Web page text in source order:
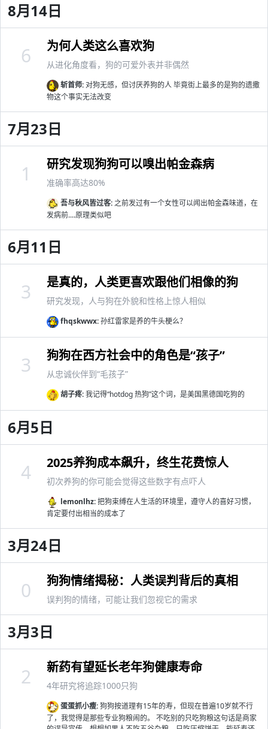
8月14日
为何人类这么喜欢狗
从进化角度看，狗的可爱外表并非偶然
斩首师:对狗无感，但讨厌养狗的人 毕竟街上最多的是狗的遗撒
物这个事实无法改变
6
7月23日
研究发现狗狗可以嗅出帕金森病
准确率高达80%
吾与秋风皆过客: 之前发过有一个女性可以闻出帕金森味道，在
发病前....原理类似吧
1
6月11日
是真的，人类更喜欢跟他们相像的狗
研究发现，人与狗在外貌和性格上惊人相似
fhqskwwx:孙红雷家是养的牛头梗么？
3
狗狗在西方社会中的角色是“孩子”
从忠诚伙伴到“毛孩子”
胡子疼:我记得“hotdog 热狗”这个词，是美国黑德国吃狗的
3
6月5日
2025养狗成本飙升，终生花费惊人
初次养狗的你可能会觉得这些数字有点吓人
lemonlhz:把狗束缚在人生活的环境里，遵守人的喜好习惯，
肯定要付出相当的成本了
4
3月24日
狗狗情绪揭秘：人类误判背后的真相
误判狗的情绪，可能让我们忽视它的需求
0
3月3日
新药有望延长老年狗健康寿命
4年研究将追踪1000只狗
蛋蛋抓小瘦:狗狗按道理有15年的寿，但现在普遍10岁就不行
了，我觉得是那些专业狗粮闹的。 不吃别的只吃狗粮这句话是商家
2